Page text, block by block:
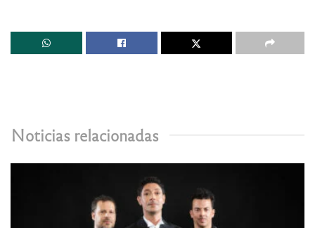
Noticias relacionadas